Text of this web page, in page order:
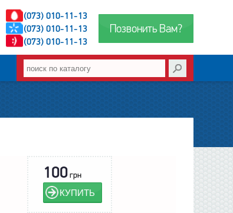
Позвонить Вам?
(073) 010-11-13
(073) 010-11-13
(073) 010-11-13
100грн
КУПИТЬ